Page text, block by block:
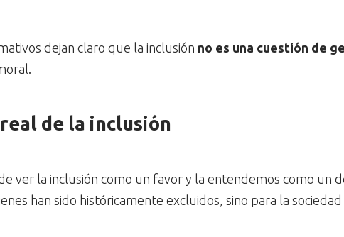
dejan claro que la inclusión no es una cuestión de
de la inclusión
ver la inclusión como un favor y la entendemos como un
han sido históricamente excluidos, sino para la